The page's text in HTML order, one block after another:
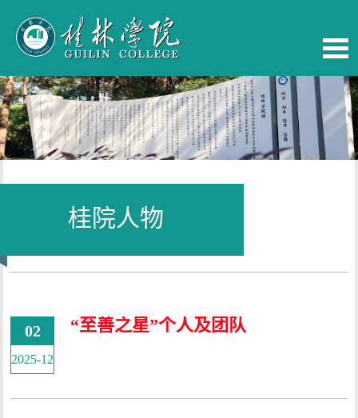
桂院人物
当前位置： 首页-
02
2025-12
“至善之星”个人及团队